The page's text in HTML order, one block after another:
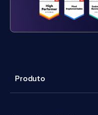
Produto